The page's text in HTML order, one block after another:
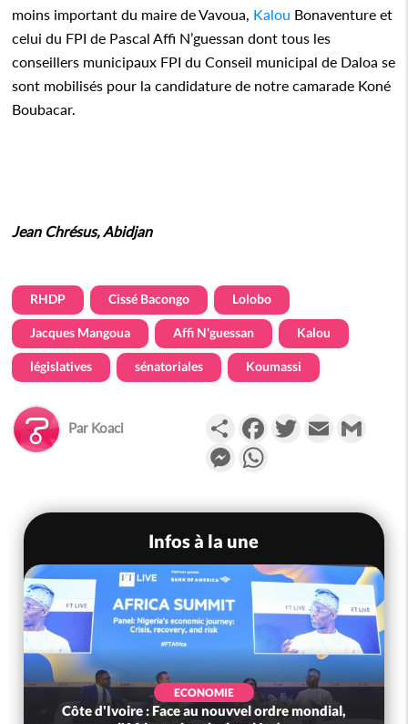
moins important du maire de Vavoua, Kalou Bonaventure et
celui du FPI de Pascal Affi N’guessan dont tous les
conseillers municipaux FPI du Conseil municipal de Daloa se
sont mobilisés pour la candidature de notre camarade Koné
Boubacar.
Jean Chrésus, Abidjan
RHDP Cissé Bacongo Lolobo
Jacques Mangoua Affi N'guessan Kalou
législatives sénatoriales Koumassi
Par Koaci PartagerFacebookTwitterEmail
Messenger
Infos à la une
ECONOMIE
Côte d'Ivoire : Face au nouvvel ordre mondial,